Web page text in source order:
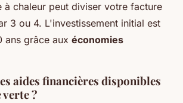
à chaleur peut diviser votre facture
3 ou 4. L'investissement initial est
ans grâce aux économies
aides financières disponibles
?